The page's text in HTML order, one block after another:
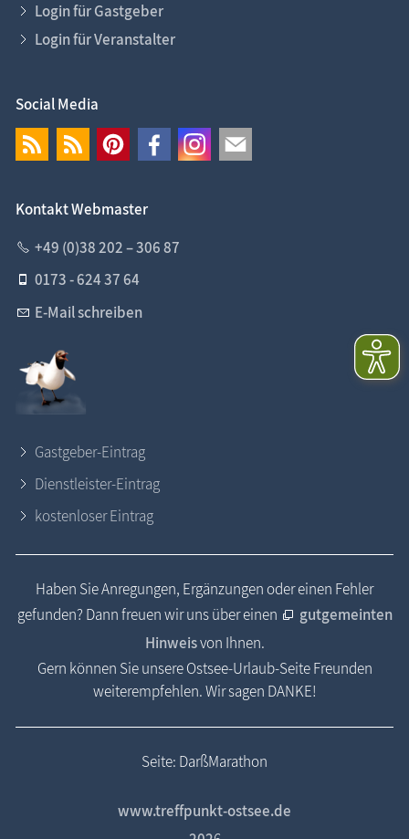
Login für Gastgeber
Login für Veranstalter
Social Media
Kontakt Webmaster
+49 (0)38 202 – 306 87
0173 - 624 37 64
E-Mail schreiben
Gastgeber-Eintrag
Dienstleister-Eintrag
kostenloser Eintrag
Haben Sie Anregungen, Ergänzungen oder einen Fehler
gefunden? Dann freuen wir uns über einen
gutgemeinten
Hinweisvon Ihnen.
Gern können Sie unsere Ostsee-Urlaub-Seite Freunden
weiterempfehlen. Wir sagen DANKE!
Seite: DarßMarathon
www.treffpunkt-ostsee.de